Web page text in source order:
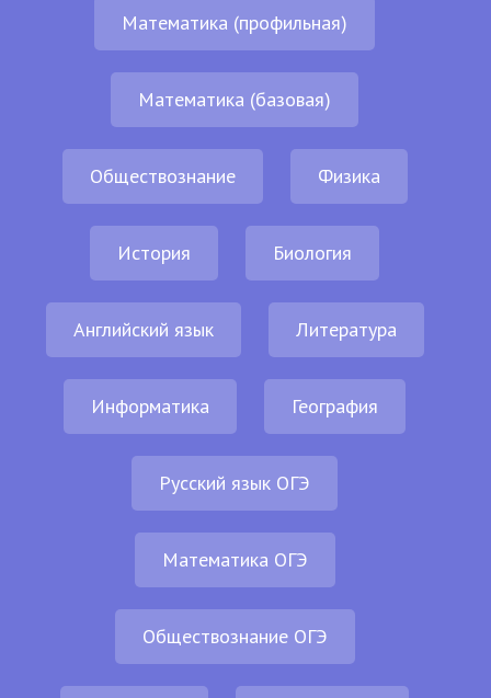
Математика (профильная)
Математика (базовая)
Обществознание Физика
История Биология
Английский язык Литература
Информатика География
Русский язык ОГЭ
Математика ОГЭ
Обществознание ОГЭ